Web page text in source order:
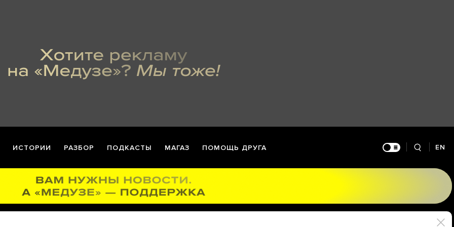
ИСТОРИИ РАЗБОР ПОДКАСТЫ МАГАЗ ПОМОЩЬ ДРУГА EN